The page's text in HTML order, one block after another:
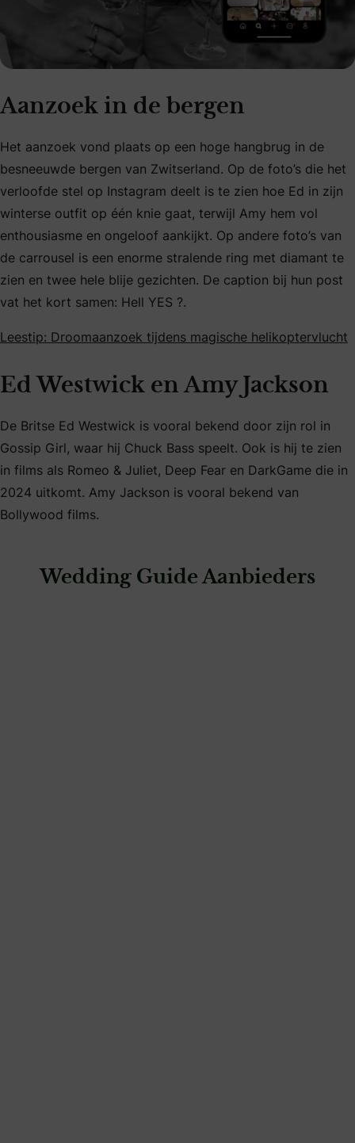
Aanzoek in de bergen
Het aanzoek vond plaats op een hoge hangbrug in de
besneeuwde bergen van Zwitserland. Op de foto’s die het
verloofde stel op Instagram deelt is te zien hoe Ed in zijn
winterse outfit op één knie gaat, terwijl Amy hem vol
enthousiasme en ongeloof aankijkt. Op andere foto’s van
de carrousel is een enorme stralende ring met diamant te
zien en twee hele blije gezichten. De caption bij hun post
vat het kort samen: Hell YES ?.
Leestip: Droomaanzoek tijdens magische helikoptervlucht
Ed Westwick en Amy Jackson
De Britse Ed Westwick is vooral bekend door zijn rol in
Gossip Girl, waar hij Chuck Bass speelt. Ook is hij te zien
in films als Romeo & Juliet, Deep Fear en DarkGame die in
2024 uitkomt. Amy Jackson is vooral bekend van
Bollywood films.
Wedding Guide Aanbieders